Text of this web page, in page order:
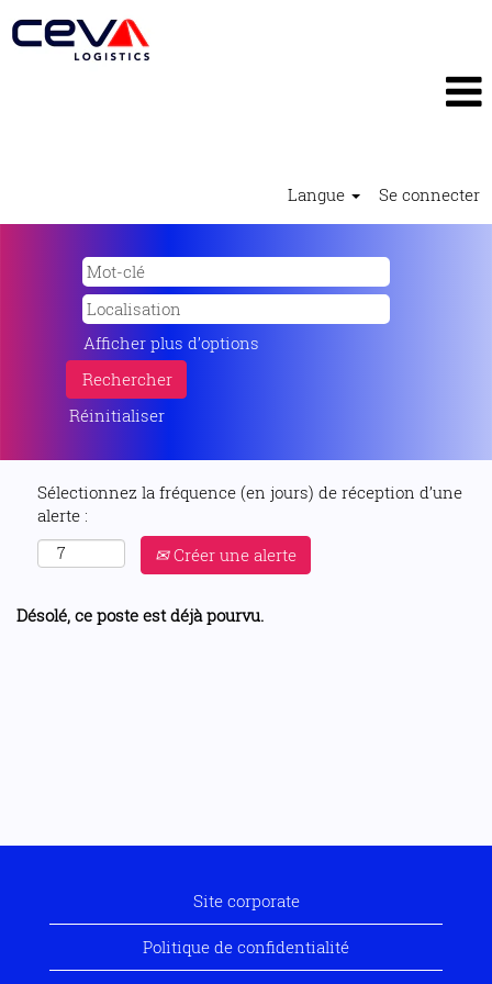
Langue Se connecter
Afficher plus d’options
Réinitialiser
Sélectionnez la fréquence (en jours) de réception d’une
alerte :
Créer une alerte
Désolé, ce poste est déjà pourvu.
Site corporate
Politique de confidentialité